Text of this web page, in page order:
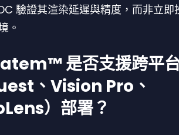
驗證其渲染延遲與精度，而非立即
。
是否支援跨平
、Vision Pro、
）部署？